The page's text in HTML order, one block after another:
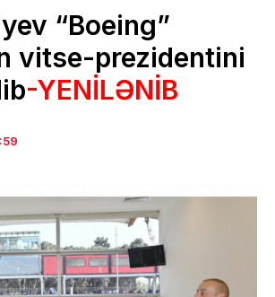
“Boeing”
vitse-prezidentini
-YENİLƏNİB